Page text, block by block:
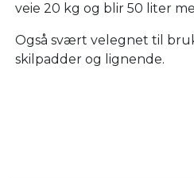
veie 20 kg og blir 50 liter
Også svært velegnet til
skilpadder og lignende.